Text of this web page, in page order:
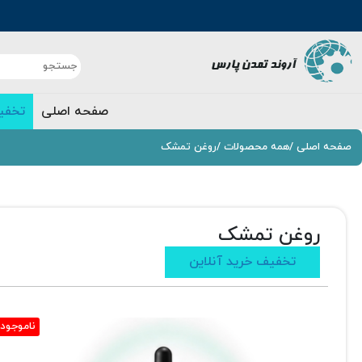
صفحه اصلی
صفحه اصلی /همه محصولات /روغن تمشک
روغن تمشک
تخفیف خرید آنلاین
ناموجود